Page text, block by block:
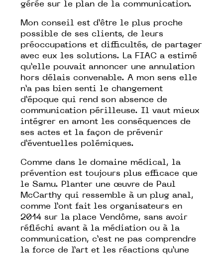
gérée sur le plan de la communication.
Mon conseil est d’être le plus proche
possible de ses clients, de leurs
préoccupations et difficultés, de partager
avec eux les solutions. La FIAC a estimé
qu’elle pouvait annoncer une annulation
hors délais convenable. A mon sens elle
n’a pas bien senti le changement
d’époque qui rend son absence de
communication périlleuse. Il vaut mieux
intégrer en amont les conséquences de
ses actes et la façon de prévenir
d’éventuelles polémiques.
Comme dans le domaine médical, la
prévention est toujours plus efficace que
le Samu. Planter une œuvre de Paul
McCarthy qui ressemble à un plug anal,
comme l’ont fait les organisateurs en
2014 sur la place Vendôme, sans avoir
réfléchi avant à la médiation ou à la
communication, c’est ne pas comprendre
la force de l’art et les réactions qu’une